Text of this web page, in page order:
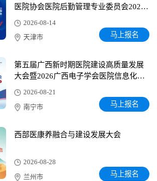
医院协会医院后勤管理专业委员会2026
2026-08-14
天津市
马上报名
第五届广西新时期医院建设高质量发展
大会暨2026广西电子学会医院信息化专
业委员会学术年会
2026-08-21
南宁市
马上报名
西部医康养融合与建设发展大会
2026-08-28
兰州市
马上报名